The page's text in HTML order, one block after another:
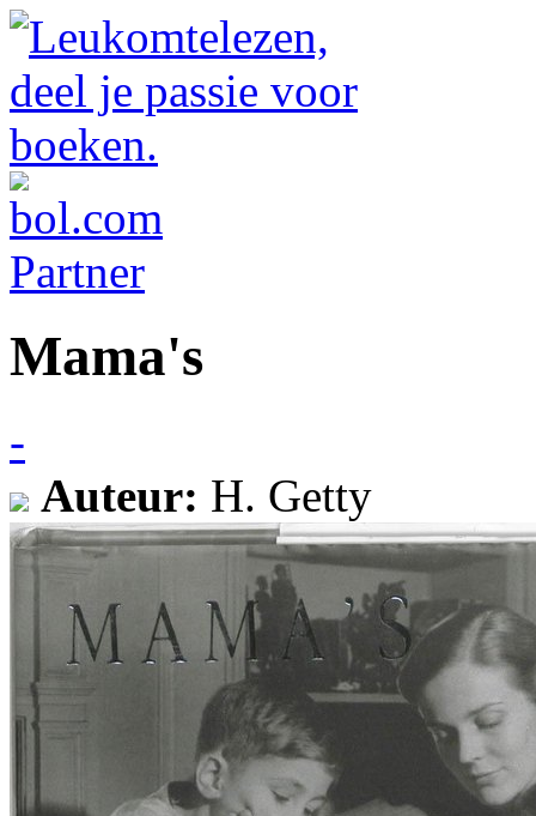
Mama's
-
Auteur: H. Getty